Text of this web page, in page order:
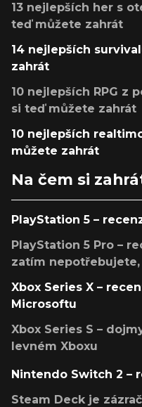
13 nejlepších her s
teď můžete zahrát
14 nejlepších
zahrát
10 nejlepších RPG z
si teď můžete zahrát
10 nejlepších
můžete zahrát
Na čem si
PlayStation 5 –
PlayStation 5 Pro –
zatím
Xbox Series X –
Microsoftu
Xbox Series S –
levném Xboxu
Nintendo Switch 2 –
Steam Deck je